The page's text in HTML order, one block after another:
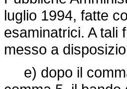
luglio 1994, fatte
esaminatrici. A tali
messo a
e) dopo il